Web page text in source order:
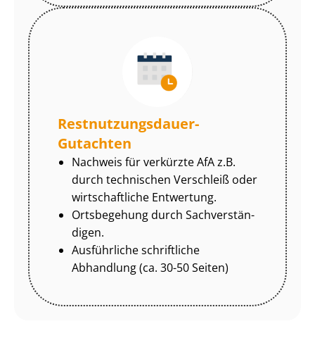
Rest­nut­zungs­dau­er-
Gutachten
Nachweis für verkürzte AfA z.B.
durch technischen Verschleiß oder
wirtschaftliche Entwertung.
Ortsbegehung durch Sach­ver­stän­
di­gen.
Ausführliche schriftliche
Abhandlung (ca. 30-50 Seiten)